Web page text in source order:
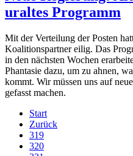
uraltes Programm
Mit der Verteilung der Posten
Koalitionspartner eilig. Das
in den nächsten Wochen
Phantasie dazu, um zu ahnen,
kommt. Wir müssen uns auf
gefasst machen.
Start
Zurück
319
320